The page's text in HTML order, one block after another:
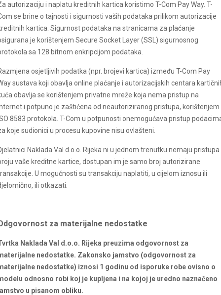
autorizaciju i naplatu kreditnih kartica koristimo T-Com Pay Way. T-
se brine o tajnosti i sigurnosti vaših podataka prilikom autorizacije
kartica. Sigurnost podataka na stranicama za plaćanje
je korištenjem Secure Socket Layer (SSL) sigurnosnog
sa 128 bitnom enkripcijom podataka.
osjetljivih podatka (npr. brojevi kartica) između T-Com Pay
sustava koji obavlja online plaćanje i autorizacijskih centara
obavlja se korištenjem privatne mreže koja nema pristup na
i potpuno je zaštićena od neautoriziranog pristupa, korištenjem
8583 protokola. T-Com u potpunosti onemogućava pristup
koje sudionici u procesu kupovine nisu ovlašteni.
Naklada Val d.o.o. Rijeka ni u jednom trenutku nemaju pristupa
vaše kreditne kartice, dostupan im je samo broj autorizirane
U mogućnosti su transakciju naplatiti, u cijelom iznosu ili
ili otkazati.
za materijalne nedostatke
Naklada Val d.o.o. Rijeka preuzima odgovornost za
nedostatke. Zakonsko jamstvo (odgovornost za
nedostatke) iznosi 1 godinu od isporuke robe ovisno o
odnosno robi koj je kupljena i na kojoj je uredno naznačeno
u pisanom obliku.